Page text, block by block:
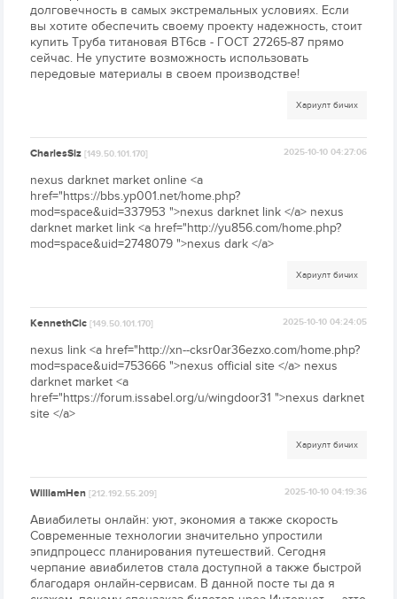
долговечность в самых экстремальных условиях. Если
вы хотите обеспечить своему проекту надежность, стоит
купить Труба титановая ВТ6св - ГОСТ 27265-87 прямо
сейчас. Не упустите возможность использовать
передовые материалы в своем производстве!
Хариулт бичих
CharlesSiz[149.50.101.170] 2025-10-10 04:27:06
nexus darknet market online <a
href="https://bbs.yp001.net/home.php?
mod=space&uid=337953 ">nexus darknet link </a> nexus
darknet market link <a href="http://yu856.com/home.php?
mod=space&uid=2748079 ">nexus dark </a>
Хариулт бичих
KennethCic[149.50.101.170] 2025-10-10 04:24:05
nexus link <a href="http://xn--cksr0ar36ezxo.com/home.php?
mod=space&uid=753666 ">nexus official site </a> nexus
darknet market <a
href="https://forum.issabel.org/u/wingdoor31 ">nexus darknet
site </a>
Хариулт бичих
WilliamHen[212.192.55.209] 2025-10-10 04:19:36
Авиабилеты онлайн: уют, экономия а также скорость
Современные технологии значительно упростили
эпидпроцесс планирования путешествий. Сегодня
черпание авиабилетов стала доступной а также быстрой
благодаря онлайн-сервисам. В данной посте ты да я